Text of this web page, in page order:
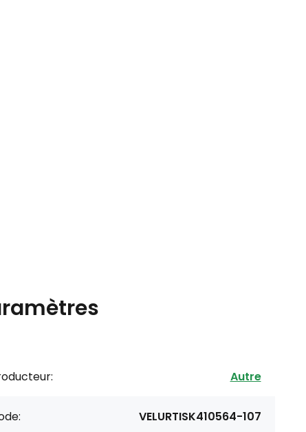
Autre
VELURTISK410564-107